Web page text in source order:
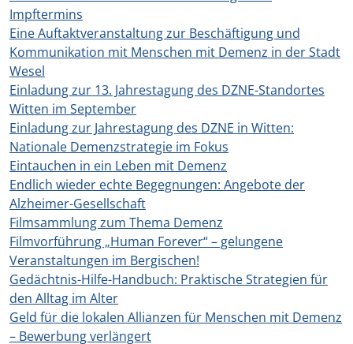
Impftermins
Eine Auftaktveranstaltung zur Beschäftigung und
Kommunikation mit Menschen mit Demenz in der Stadt
Wesel
Einladung zur 13. Jahrestagung des DZNE-Standortes
Witten im September
Einladung zur Jahrestagung des DZNE in Witten:
Nationale Demenzstrategie im Fokus
Eintauchen in ein Leben mit Demenz
Endlich wieder echte Begegnungen: Angebote der
Alzheimer-Gesellschaft
Filmsammlung zum Thema Demenz
Filmvorführung „Human Forever“ – gelungene
Veranstaltungen im Bergischen!
Gedächtnis-Hilfe-Handbuch: Praktische Strategien für
den Alltag im Alter
Geld für die lokalen Allianzen für Menschen mit Demenz
– Bewerbung verlängert